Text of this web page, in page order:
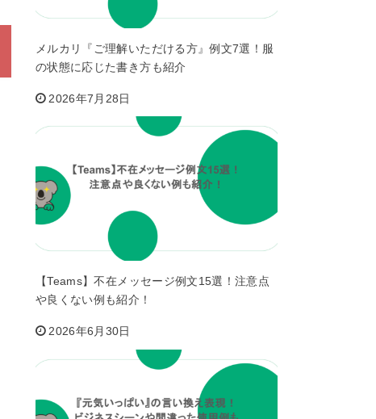
メルカリ『ご理解いただける方』例文7選！服
の状態に応じた書き方も紹介
2026年7月28日
【Teams】不在メッセージ例文15選！注意点
や良くない例も紹介！
2026年6月30日